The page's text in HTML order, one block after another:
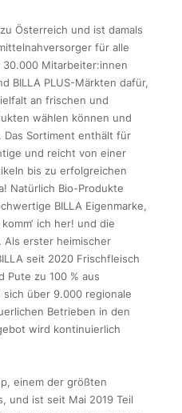
Österreich und ist damals
für alle
30.000 Mitarbeiter:innen
BILLA PLUS-Märkten dafür,
an frischen und
wählen können und
Sortiment enthält für
und reicht von einer
bis zu erfolgreichen
Natürlich Bio-Produkte
BILLA Eigenmarke,
ich her! und die
Als erster heimischer
seit 2020 Frischfleisch
Pute zu 100 % aus
über 9.000 regionale
Betrieben in den
wird kontinuierlich
einem der größten
und ist seit Mai 2019 Teil